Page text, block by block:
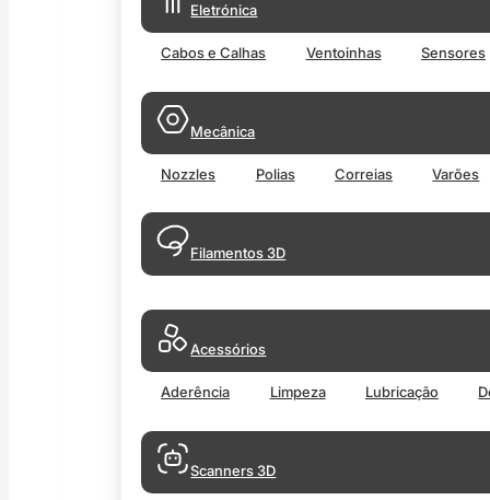
Eletrónica
Cabos e Calhas Ventoinhas Sensores
Mecânica
Nozzles Polias Correias Varões
Filamentos 3D
Acessórios
Aderência Limpeza Lubricação
Scanners 3D